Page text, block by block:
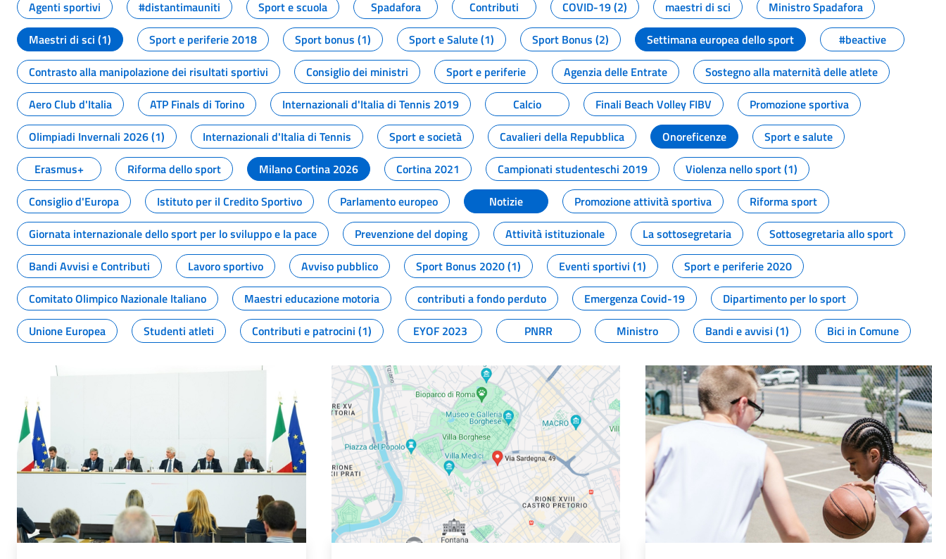
Agenti sportivi
#distantimauniti Sport e scuola Spadafora Contributi COVID-19 (2) maestri di sci
Ministro Spadafora
Maestri di sci (1)
Sport e periferie 2018 Sport bonus (1) Sport e Salute (1) Sport Bonus (2) Settimana europea dello sport
#beactive
Contrasto alla manipolazione dei risultati sportivi
Consiglio dei ministri Sport e periferie Agenzia delle Entrate
Sostegno alla maternità delle atlete
Aero Club d'Italia
ATP Finals di Torino Internazionali d'Italia di Tennis 2019 Calcio Finali Beach Volley FIBV
Promozione sportiva
Olimpiadi Invernali 2026 (1)
Internazionali d'Italia di Tennis Sport e società Cavalieri della Repubblica Onoreficenze
Sport e salute
Erasmus+
Riforma dello sport Milano Cortina 2026 Cortina 2021 Campionati studenteschi 2019
Violenza nello sport (1)
Consiglio d'Europa
Istituto per il Credito Sportivo Parlamento europeo Notizie Promozione attività sportiva
Riforma sport
Giornata internazionale dello sport per lo sviluppo e la pace
Prevenzione del doping Attività istituzionale La sottosegretaria
Sottosegretaria allo sport
Bandi Avvisi e Contributi
Lavoro sportivo Avviso pubblico Sport Bonus 2020 (1) Eventi sportivi (1)
Sport e periferie 2020
Comitato Olimpico Nazionale Italiano
Maestri educazione motoria contributi a fondo perduto Emergenza Covid-19
Dipartimento per lo sport
Unione Europea
Studenti atleti Contributi e patrocini (1) EYOF 2023 PNRR Ministro Bandi e avvisi (1) Bici in Comune